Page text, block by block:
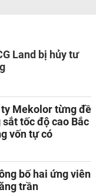
Land bị hủy tư
ty Mekolor từng đề
tốc độ cao Bắc
vốn tự có
bố hai ứng viên
trần